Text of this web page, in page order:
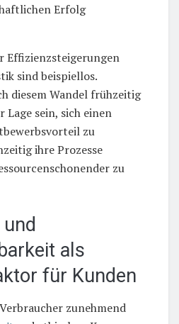
Erfolg
Effizienzsteigerungen
sind beispiellos.
diesem Wandel frühzeitig
sein, sich einen
zu
ihre Prozesse
zu
als
für Kunden
zunehmend